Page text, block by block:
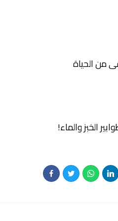
من الحياة
الخبز والماء!